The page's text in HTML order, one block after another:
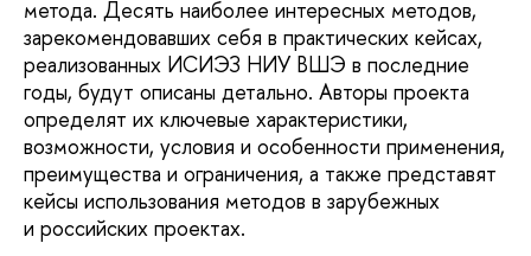
метода. Десять наиболее интересных методов,
зарекомендовавших себя в практических кейсах,
реализованных ИСИЭЗ НИУ ВШЭ в последние
годы, будут описаны детально. Авторы проекта
определят их ключевые характеристики,
возможности, условия и особенности применения,
преимущества и ограничения, а также представят
кейсы использования методов в зарубежных
и российских проектах.